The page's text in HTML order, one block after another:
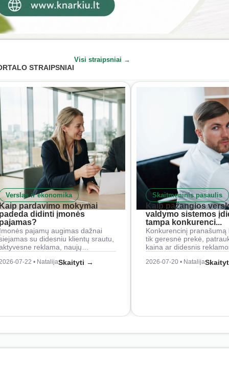
STRAIPSNIAI
Visi straipsniai →
Verslas ir ekonomika
pardavimo mokymai
didinti įmonės
pajamų augimas dažnai
su didesniu klientų srautu,
reklama, naujų…
07-22 • NatalijaSkaityti →
Skaitmeninis pasaulis
Kaip pažangios
valdymo sistemos
tampa konkurenci...
Konkurencinį pranašumą
tik geresnė prekė,
kaina ar didesnis
2026-07-20 • Natalija